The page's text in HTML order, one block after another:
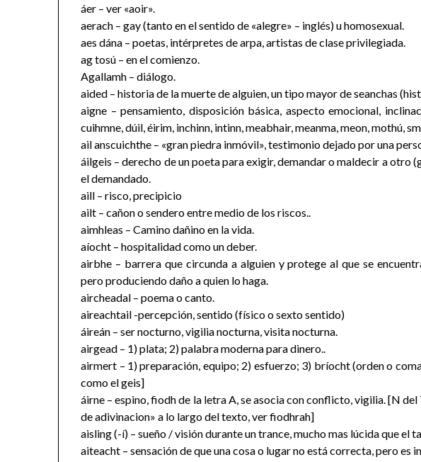
áer – ver «aoir».
aerach – gay (tanto en el sentido de «alegre» – inglés) u homosexual.
aes dána – poetas, intérpretes de arpa, artistas de clase privilegiada.
ag tosú – en el comienzo.
Agallamh – diálogo.
aided – historia de la muerte de alguien, un tipo mayor de seanchas
aigne – pensamiento, disposición básica, aspecto emocional,
cuihmne, dúil, éirim, inchinn, intinn, meabhair, meanma, meon, mothú,
ail anscuichthe – «gran piedra inmóvil», testimonio dejado por una
áilgeis – derecho de un poeta para exigir, demandar o maldecir a otro
el demandado.
aill – risco, precipicio
ailt – cañon o sendero entre medio de los riscos..
aimhleas – Camino dañino en la vida.
aíocht – hospitalidad como un deber.
airbhe – barrera que circunda a alguien y protege al que se
pero produciendo daño a quien lo haga.
aircheadal – poema o canto.
aireachtail -percepción, sentido (físico o sexto sentido)
áireán – ser nocturno, vigilia nocturna, visita nocturna.
airgead – 1) plata; 2) palabra moderna para dinero..
airmert – 1) preparación, equipo; 2) esfuerzo; 3) bríocht (orden o
como el geis]
áirne – espino, fiodh de la letra A, se asocia con conflicto, vigilia. [N
de adivinacion» a lo largo del texto, ver fiodhrah]
aisling (-í) – sueño / visión durante un trance, mucho mas lúcida que el
aiteacht – sensación de que una cosa o lugar no está correcta, pero